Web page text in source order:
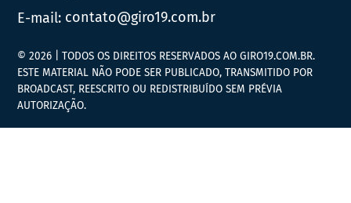
E-mail: contato@giro19.com.br
© 2026 | TODOS OS DIREITOS RESERVADOS AO GIRO19.COM.BR.
ESTE MATERIAL NÃO PODE SER PUBLICADO, TRANSMITIDO POR
BROADCAST, REESCRITO OU REDISTRIBUÍDO SEM PRÉVIA
AUTORIZAÇÃO.